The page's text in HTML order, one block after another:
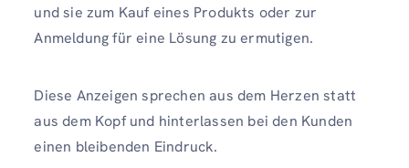
und sie zum Kauf eines Produkts oder zur
Anmeldung für eine Lösung zu ermutigen.
Diese Anzeigen sprechen aus dem Herzen statt
aus dem Kopf und hinterlassen bei den Kunden
einen bleibenden Eindruck.